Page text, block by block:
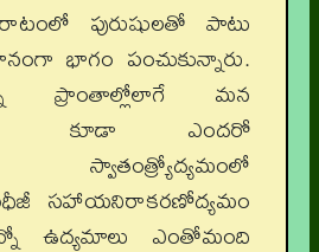
పురుషులతో పాటు
భాగం పంచుకున్నారు.
ప్రాంతాల్లోలాగే మన
కూడా ఎందరో
స్వాతంత్ర్యోద్యమంలో
సహాయనిరాకరణోద్యమం
ఉద్యమాలు ఎంతోమంది